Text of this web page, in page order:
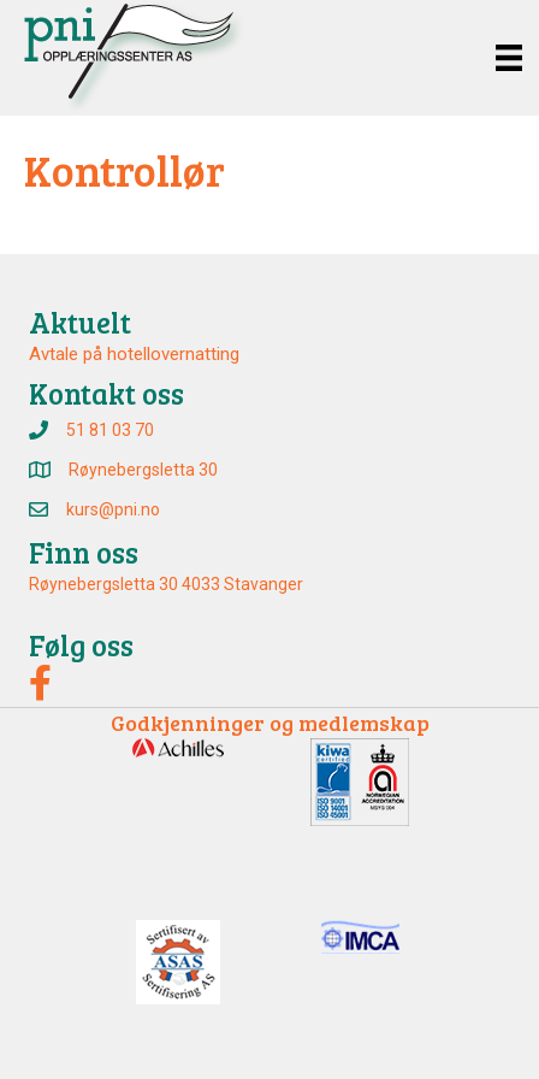
Kontrollør
Aktuelt
Avtale på hotellovernatting
Kontakt oss
51 81 03 70
Røynebergsletta 30
kurs@pni.no
Finn oss
Røynebergsletta 30 4033 Stavanger
Følg oss
Godkjenninger og medlemskap